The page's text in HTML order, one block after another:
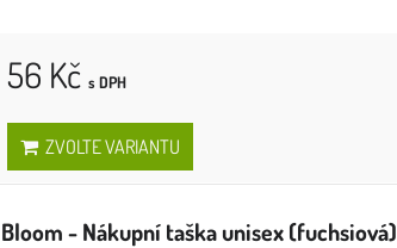
56 Kč s DPH
ZVOLTE VARIANTU
Bloom - Nákupní taška unisex (fuchsiová)